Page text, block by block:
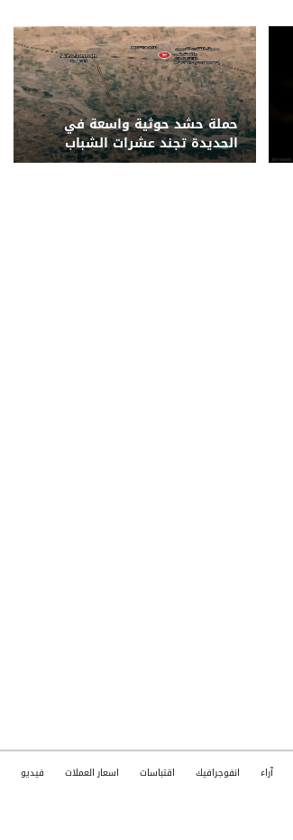
حملة حشد حوثية واسعة في
الحديدة تجند عشرات الشباب
قسراً
آراء انفوجرافيك اقتباسات اسعار العملات فيديو